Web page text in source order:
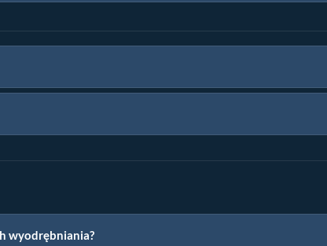
wyodrębniania?